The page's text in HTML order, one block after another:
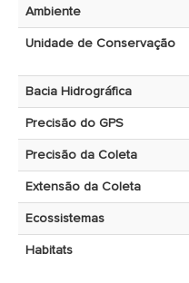
Ambiente
Unidade de Conservação
Bacia Hidrográfica
Precisão do GPS
Precisão da Coleta
Extensão da Coleta
Ecossistemas
Habitats